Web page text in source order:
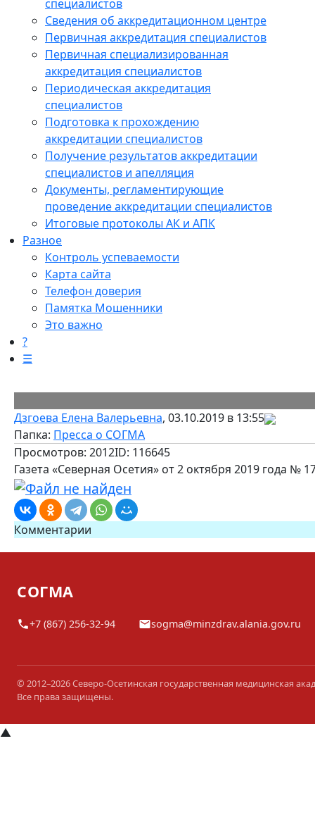
специалистов
Сведения об аккредитационном центре
Первичная аккредитация специалистов
Первичная специализированная
аккредитация специалистов
Периодическая аккредитация
специалистов
Подготовка к прохождению
аккредитации специалистов
Получение результатов аккредитации
специалистов и апелляция
Документы, регламентирующие
проведение аккредитации специалистов
Итоговые протоколы АК и АПК
Разное
Контроль успеваемости
Карта сайта
Телефон доверия
Памятка Мошенники
Это важно
?
☰
Дзгоева Елена Валерьевна, 03.10.2019 в 13:55
Папка: Пресса о СОГМА
Просмотров: 2012ID: 116645
Газета «Северная Осетия» от 2 октября 2019 года №
Комментарии
СОГМА
+7 (867) 256-32-94 sogma@minzdrav.alania.gov.ru
© 2012–2026 Северо-Осетинская государственная медицинская
Все права защищены.
▲